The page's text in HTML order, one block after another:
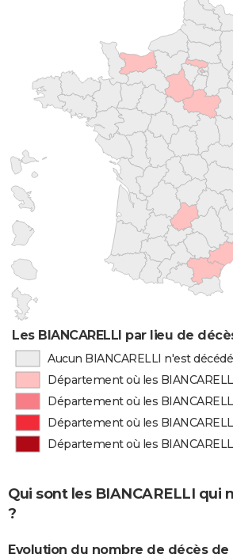
Les BIANCARELLI par lieu de
Aucun BIANCARELLI n'est
Département où les
Département où les
Département où les
Département où les
Qui sont les BIANCARELLI qui
?
Evolution du nombre de décès de